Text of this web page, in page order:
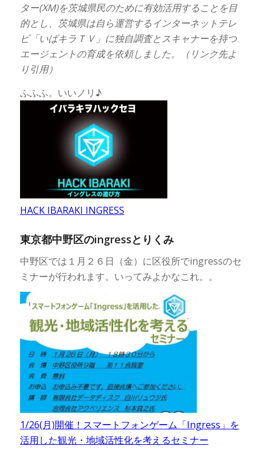
ター(XM)を茨城県民のために有効活用することを目
的とし、茨城県は自ら運営するインターネットテレ
ビ「いばキラＴＶ」に独自調査とスキャナーを持つ
エージェントの育成を依頼しました。（リンク先よ
り引用）
ふふふ。いいノリ♪
HACK IBARAKI INGRESS
東京都中野区のingressとりくみ
中野区では１月２６日（金）に区役所でingressのセ
ミナーが行われます。いってみよかなこれ。。
1/26(月)開催！スマートフォンゲーム「Ingress」を
活用した観光・地域活性化を考えるセミナー